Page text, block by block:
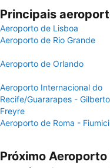
Principais
Aeroporto de Lisboa
Aeroporto de Rio Grande
Aeroporto de Orlando
Aeroporto Internacional do
Recife/Guararapes - Gilberto
Freyre
Aeroporto de Roma -
Próximo